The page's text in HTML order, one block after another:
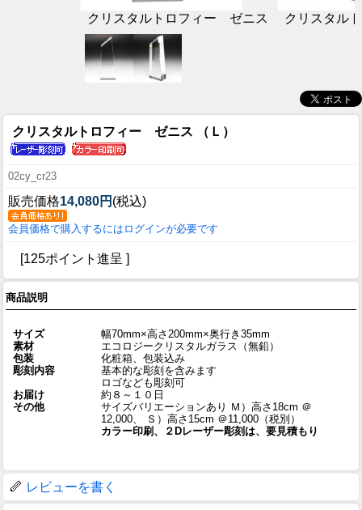
クリスタルトロフィー ゼニス クリスタル
クリスタルトロフィー ゼニス （Ｌ）
02cy_cr23
販売価格14,080円 (税込)
会員価格で購入するにはログインが必要です
[125ポイント進呈 ]
商品説明
サイズ
幅70mm×高さ200mm×奥行き35mm
素材
エコロジークリスタルガラス（無鉛）
包装
化粧箱、包装込み
彫刻内容
基本的な彫刻を含みます
ロゴなども彫刻可
お届け
約８～１０日
その他
サイズバリエーションあり Ｍ）高さ18cm ＠
12,000、 Ｓ）高さ15cm ＠11,000（税別）
カラー印刷、２Dレーザー彫刻は、要見積もり
レビューを書く